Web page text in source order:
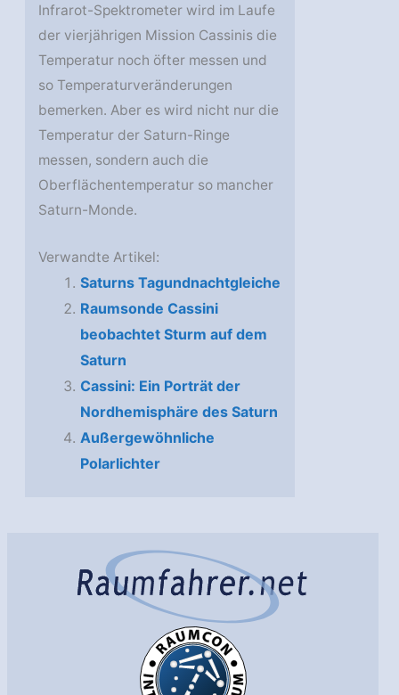
Infrarot-Spektrometer wird im Laufe
der vierjährigen Mission Cassinis die
Temperatur noch öfter messen und
so Temperaturveränderungen
bemerken. Aber es wird nicht nur die
Temperatur der Saturn-Ringe
messen, sondern auch die
Oberflächentemperatur so mancher
Saturn-Monde.
Verwandte Artikel:
Saturns Tagundnachtgleiche
Raumsonde Cassini
beobachtet Sturm auf dem
Saturn
Cassini: Ein Porträt der
Nordhemisphäre des Saturn
Außergewöhnliche
Polarlichter